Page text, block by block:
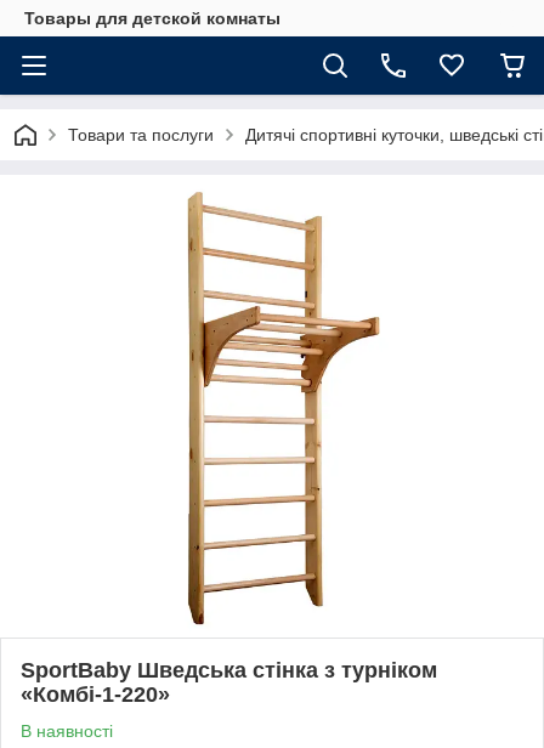
Товары для детской комнаты
Товари та послуги Дитячі спортивні куточки, шведські
SportBaby Шведська стінка з турніком
«Комбі-1-220»
В наявності